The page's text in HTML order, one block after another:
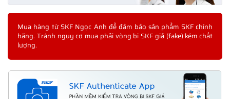
Mua hàng từ SKF Ngọc Anh để đảm bảo sản phẩm SKF chính
hãng. Tránh nguy cơ mua phải vòng bi SKF giả (fake) kém chất
lượng.